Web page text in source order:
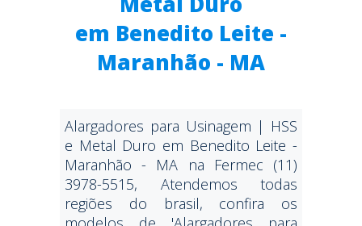
em Benedito Leite -
Maranhão - MA
Alargadores para Usinagem | HSS
e Metal Duro em Benedito Leite -
Maranhão - MA na Fermec (11)
3978-5515, Atendemos todas
regiões do brasil, confira os